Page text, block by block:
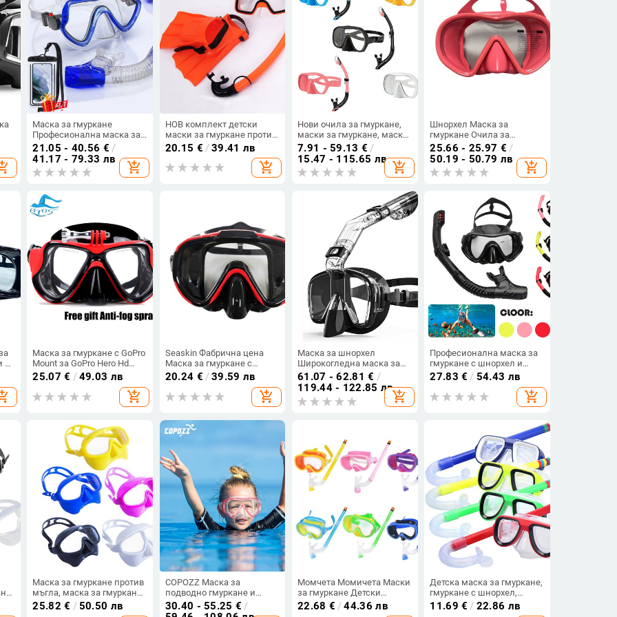
Маска за гмуркане
Професионална маска за
гмуркане с шнорхел и
шнорхели Очила Очила за
гмуркане Плуване Лесно
дишане Комплект тръби
21.05 - 40.56 € /
41.17 - 79.33 лв
add_shopping_cart
НОВ комплект детски
маски за гмуркане против
замъгляване маски за
очила за плуване
Комплект плавници за
шнорхел за деца Момчета
20.15 € /39.41 лв
add_shopping_cart
Нови очила за гмуркане,
маски за гмуркане, маски
за гмуркане, маски за
гмуркане, комплекти за
гмуркане, комплекти за
мокър шнорхел, очила за
7.91 - 59.13 € /
15.47 - 115.65 лв
add_shopping_cart
Шнорхел Маска за
гмуркане Очила за
плуване Силиконова пола
Маска за гмуркане с
цветни лещи Закалено
стъкло Широк изглед за
25.66 - 25.97 € /
50.19 - 50.79 лв
add_shopping_cart
Маска за гмуркане с GoPro
Mount за GoPro Hero Hd
4,3+,3,2,1, Sj4000 Sj5000
Camera Go Pro
25.07 € /49.03 лв
add_shopping_cart
Seaskin Фабрична цена
Маска за гмуркане с
шнорхел Стъклена
висококачествена маска
за свободно гмуркане
20.24 € /39.59 лв
add_shopping_cart
Маска за шнорхел
Широкогледна маска за
гмуркане против мъгла
против изтичане с
монтиране на камера
Маска за гмуркане Маска
61.07 - 62.81 € /
119.44 - 122.85 лв
add_shopping_cart
Професионална маска за
гмуркане с шнорхел и
очила за гмуркане, очила
за гмуркане, комплект
дихателни тръби за
27.83 € / 54.43 лв
add_shopping_cart
Маска за гмуркане против
мъгла, маска за гмуркане
с шнорхел, маска за
плуване, екипировка
25.82 € /50.50 лв
COPOZZ Маска за
подводно гмуркане и
шнорхел Очила против
замъгляване Очила
30.40 - 55.25 € /
Момчета Момичета Маски
за гмуркане Детски
комплект шнорхел Детски
очила за плуване Маски
22.68 € /44.36 лв
Детска маска за гмуркане,
гмуркане с шнорхел,
плуване, напълно сух
шнорхел и маска,
11.69 € / 22.86 лв